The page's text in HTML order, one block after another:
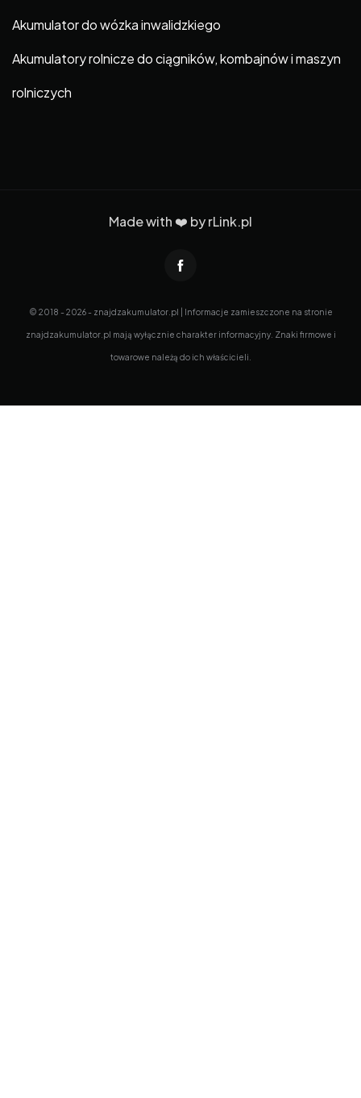
Akumulator do wózka inwalidzkiego
Akumulatory rolnicze do ciągników, kombajnów i maszyn
rolniczych
Made with ❤️ byrLink.pl
© 2018 - 2026 - znajdzakumulator.pl | Informacje zamieszczone na stronie
znajdzakumulator.pl mają wyłącznie charakter informacyjny. Znaki firmowe i
towarowe należą do ich właścicieli.